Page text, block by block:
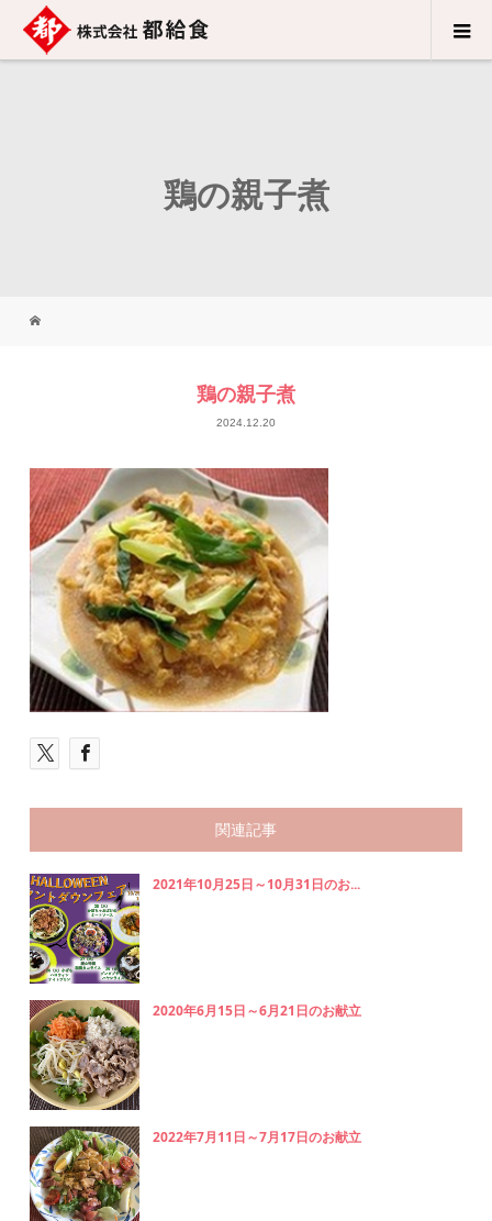
鶏の親子煮
鶏の親子煮
2024.12.20
関連記事
2021年10月25日～10月31日のお...
2020年6月15日～6月21日のお献立
2022年7月11日～7月17日のお献立